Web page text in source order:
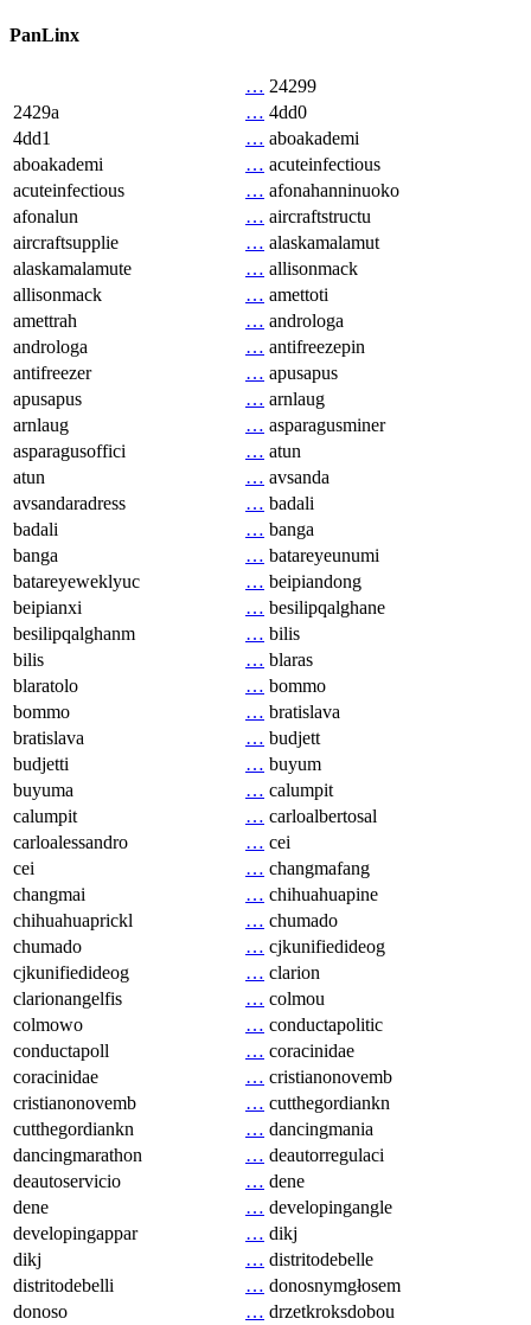
PanLinx
… 24299
2429a
… 4dd0
4dd1
… aboakademi
aboakademi
… acuteinfectious
acuteinfectious
… afonahanninuoko
afonalun
… aircraftstructu
aircraftsupplie
… alaskamalamut
alaskamalamute
… allisonmack
allisonmack
… amettoti
amettrah
… androloga
androloga
… antifreezepin
antifreezer
… apusapus
apusapus
… arnlaug
arnlaug
… asparagusminer
asparagusoffici
… atun
atun
… avsanda
avsandaradress
… badali
badali
… banga
banga
… batareyeunumi
batareyeweklyuc
… beipiandong
beipianxi
… besilipqalghane
besilipqalghanm
… bilis
bilis
… blaras
blaratolo
… bommo
bommo
… bratislava
bratislava
… budjett
budjetti
… buyum
buyuma
… calumpit
calumpit
… carloalbertosal
carloalessandro
… cei
cei
… changmafang
changmai
… chihuahuapine
chihuahuaprickl
… chumado
chumado
… cjkunifiedideog
cjkunifiedideog
… clarion
clarionangelfis
… colmou
colmowo
… conductapolitic
conductapoll
… coracinidae
coracinidae
… cristianonovemb
cristianonovemb
… cutthegordiankn
cutthegordiankn
… dancingmania
dancingmarathon
… deautorregulaci
deautoservicio
… dene
dene
… developingangle
developingappar
… dikj
dikj
… distritodebelle
distritodebelli
… donosnymgłosem
donoso
… drzetkroksdobou